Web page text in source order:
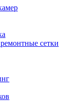
сетки